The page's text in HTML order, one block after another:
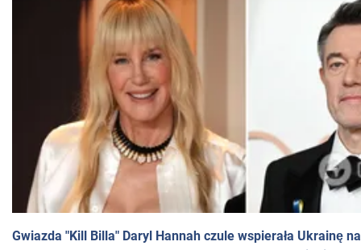
Gwiazda "Kill Billa" Daryl Hannah czule wspierała Ukrainę